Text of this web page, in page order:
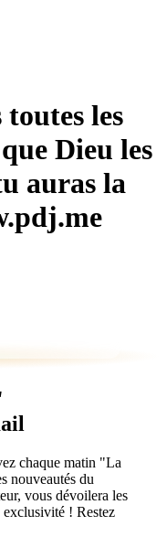
les
Dieu les
auras la
chaque matin "La
nouveautés du
vous dévoilera les
exclusivité ! Restez